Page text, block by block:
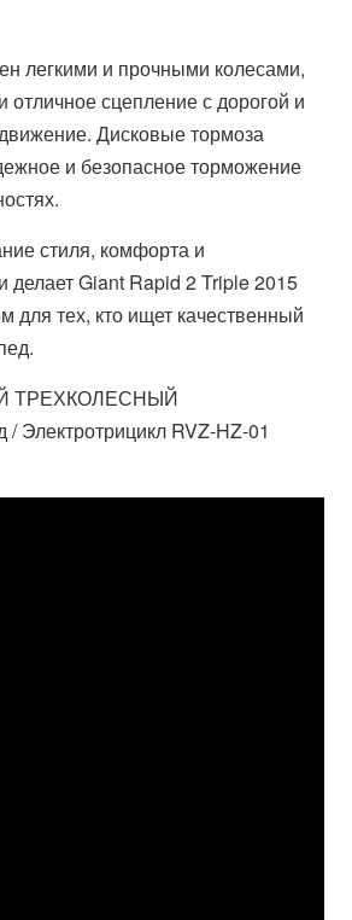
легкими и прочными колесами,
сцепление с дорогой и
Дисковые тормоза
и безопасное торможение
стиля, комфорта и
делает Giant Rapid 2 Triple 2015
для тех, кто ищет качественный
ТРЕХКОЛЕСНЫЙ
/ Электротрицикл RVZ-HZ-01